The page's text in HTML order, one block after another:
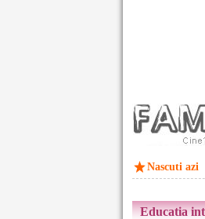
Nascuti azi
Educatia